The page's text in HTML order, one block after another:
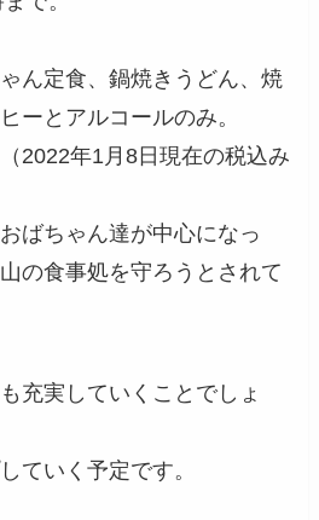
ん定食、鍋焼きうどん、焼
ーとアルコールのみ。
2022年1月8日現在の税込み
ばちゃん達が中心になっ
の食事処を守ろうとされて
充実していくことでしょ
ていく予定です。